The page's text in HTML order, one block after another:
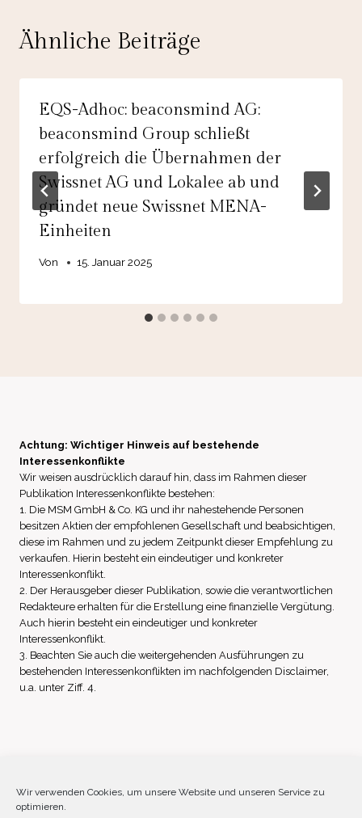
Wir verwenden Cookies, um unsere Website und unseren Service zu
optimieren.
Ähnliche Beiträge
EQS-Adhoc: beaconsmind AG:
beaconsmind Group schließt
erfolgreich die Übernahmen der
Swissnet AG und Lokalee ab und
gründet neue Swissnet MENA-
Einheiten
Von 15. Januar 2025
Achtung: Wichtiger Hinweis auf bestehende
Interessenkonflikte
Wir weisen ausdrücklich darauf hin, dass im Rahmen dieser
Publikation Interessenkonflikte bestehen:
1. Die MSM GmbH & Co. KG und ihr nahestehende Personen
besitzen Aktien der empfohlenen Gesellschaft und beabsichtigen,
diese im Rahmen und zu jedem Zeitpunkt dieser Empfehlung zu
verkaufen. Hierin besteht ein eindeutiger und konkreter
Interessenkonflikt.
2. Der Herausgeber dieser Publikation, sowie die verantwortlichen
Redakteure erhalten für die Erstellung eine finanzielle Vergütung.
Auch hierin besteht ein eindeutiger und konkreter
Interessenkonflikt.
3. Beachten Sie auch die weitergehenden Ausführungen zu
bestehenden Interessenkonflikten im nachfolgenden Disclaimer,
u.a. unter Ziff. 4.
Impressum Datenschutz
Disclaimer